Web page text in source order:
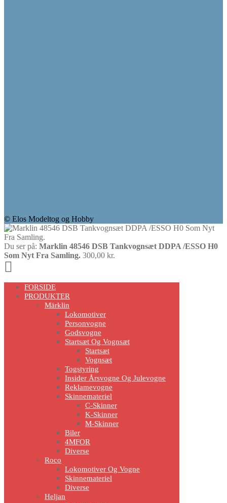
© Elos Modeltog og Hobby
Du ser på: Marklin 48546 DSB Tankvognsæt DDPA /ESSO H0
Som Nyt Fra Samling. 300,00 kr.
UpFORSIDE
PRODUKTER
Märklin
Lokomotiver
Personvogne
Godsvogne
Startsæt Og Vognsæt
Startsæt
Vognsæt
Togstyring
Insider Årsvogne Og Julevogne
Reklamevogne
Skinnemateriel
C-Skinner
K-Skinner
M-Skinner
Biler
4MFOR
Diverse
Roco
Lokomotiver Og Vogne
Skinnemateriel
Diverse
Heljan